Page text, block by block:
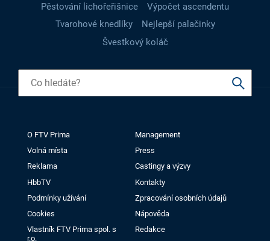
Pěstování lichořeřišnice
Výpočet ascendentu
Tvarohové knedlíky
Nejlepší palačinky
Švestkový koláč
O FTV Prima
Management
Volná místa
Press
Reklama
Castingy a výzvy
HbbTV
Kontakty
Podmínky užívání
Zpracování osobních údajů
Cookies
Nápověda
Vlastník FTV Prima spol. s
r.o.
Redakce